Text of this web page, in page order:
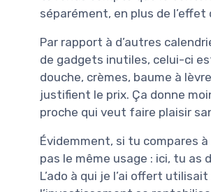
séparément, en plus de
Par rapport à d’autres
de gadgets inutiles, celui-ci
douche, crèmes, baume à
justifient le prix. Ça donne
proche qui veut faire plaisir
Évidemment, si tu compares
pas le même usage : ici, tu as
L’ado à qui je l’ai offert